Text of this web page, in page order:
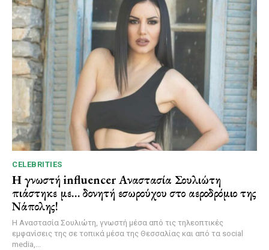
CELEBRITIES
Η γνωστή influencer Αναστασία Σουλιώτη
πιάστηκε με… δονητή εσωρούχου στο αεροδρόμιο της
Νάπολης!
Η Αναστασία Σουλιώτη, γνωστή μέσα από τις τηλεοπτικές
εμφανίσεις της σε τοπικά μέσα της Θεσσαλίας και από τα social
media,...